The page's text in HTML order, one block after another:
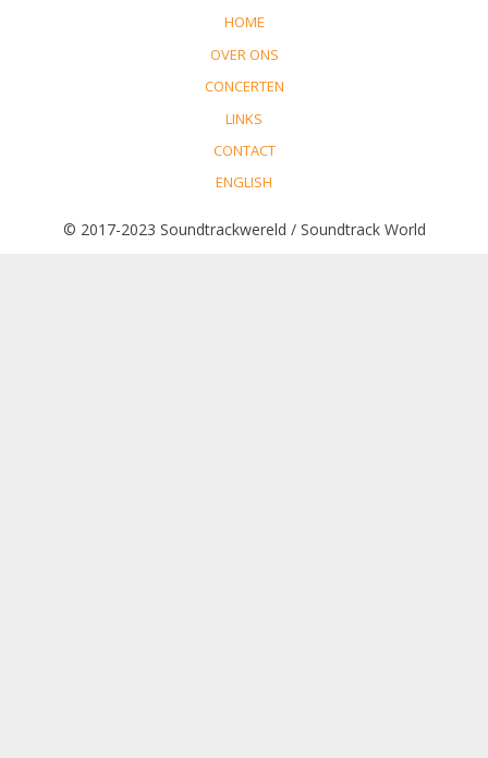
HOME
OVER ONS
CONCERTEN
LINKS
CONTACT
ENGLISH
© 2017-2023 Soundtrackwereld / Soundtrack World